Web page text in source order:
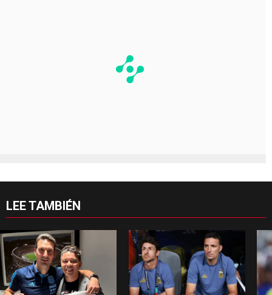
LEE TAMBIÉN